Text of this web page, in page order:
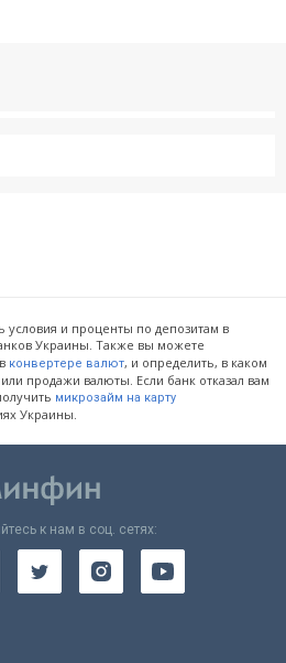
и проценты по депозитам в
Украины. Также вы можете
конвертере валют, и определить, в каком
продажи валюты. Если банк отказал вам
микрозайм на карту
Украины.
к нам в соц. сетях: